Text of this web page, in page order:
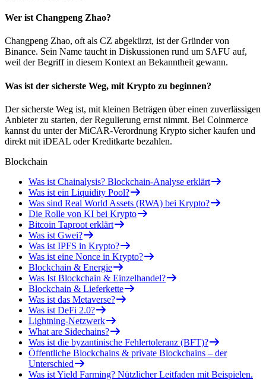
Wer ist Changpeng Zhao?
Changpeng Zhao, oft als CZ abgekürzt, ist der Gründer von
Binance. Sein Name taucht in Diskussionen rund um SAFU auf,
weil der Begriff in diesem Kontext an Bekanntheit gewann.
Was ist der sicherste Weg, mit Krypto zu beginnen?
Der sicherste Weg ist, mit kleinen Beträgen über einen zuverlässigen
Anbieter zu starten, der Regulierung ernst nimmt. Bei Coinmerce
kannst du unter der MiCAR-Verordnung Krypto sicher kaufen und
direkt mit iDEAL oder Kreditkarte bezahlen.
Blockchain
Was ist Chainalysis? Blockchain-Analyse erklärt
Was ist ein Liquidity Pool?
Was sind Real World Assets (RWA) bei Krypto?
Die Rolle von KI bei Krypto
Bitcoin Taproot erklärt
Was ist Gwei?
Was ist IPFS in Krypto?
Was ist eine Nonce in Krypto?
Blockchain & Energie
Was Ist Blockchain & Einzelhandel?
Blockchain & Lieferkette
Was ist das Metaverse?
Was ist DeFi 2.0?
Lightning-Netzwerk
What are Sidechains?
Was ist die byzantinische Fehlertoleranz (BFT)?
Öffentliche Blockchains & private Blockchains – der
Unterschied
Was ist Yield Farming? Nützlicher Leitfaden mit Beispielen.